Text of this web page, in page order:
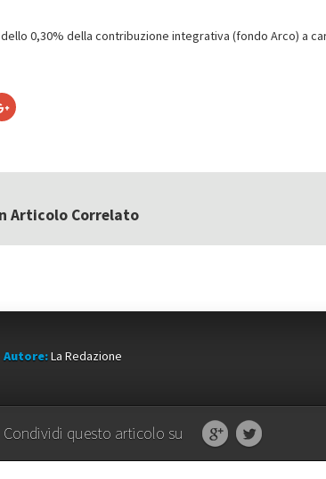
0,30% della contribuzione integrativa (fondo Arco) a
Fai
clic
una
nuova
Articolo Correlato
Autore:La Redazione
Condividi questo articolo su